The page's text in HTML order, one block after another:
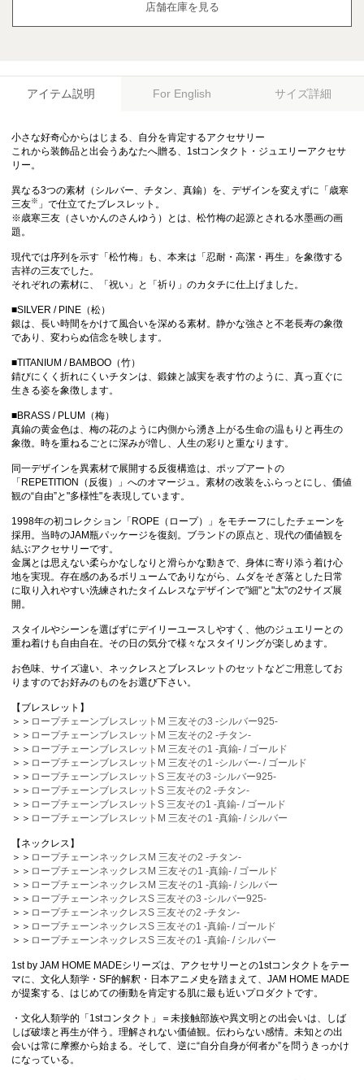
店舗在庫を見る
アイテム説明 For English サイズ詳細
小さな好奇心からはじまる、自分を肯定するアクセサリー
これから装飾品と出会うあなたへ贈る、1stコンタクト・ジュエリーアクセサ
リー。
異なる3つの素材（シルバー、チタン、真鍮）を、デザインを変えずに「歳寒
三友※ 」で仕立てたブレスレット。
※歳寒三友（さいかんのさんゆう）とは、松竹梅の起源とされる水墨画の画
題。
現代では序列を示す「松竹梅」も、本来は「忍耐・高潔・再生」を象徴する
吉祥の三友でした。
それぞれの素材に、「祝い」と「祈り」のカタチに仕上げました。
■SILVER / PINE（松）
銀は、長い時間をかけて風合いを深める素材。静かな強さと不老長寿の象徴
であり、変わらぬ信念を映します。
■TITANIUM / BAMBOO（竹）
錆びにくく折れにくいチタンは、鍛錬と誠実を表す竹のように、真っ直ぐに
生きる姿を象徴します。
■BRASS / PLUM（梅）
真鍮の黄金色は、梅の花のように内側から湧き上がる生命の温もりと再生の
象徴。時を重ねるごとに深みが増し、人生の彩りと重なります。
同一デザインを異素材で展開する反復構造は、ポップアートの
「REPETITION（反復）」へのオマージュ。素材の改装をふらっとにし、価値
観の“自由”と"多様性"を表現しています。
1998年の初コレクション「ROPE（ロープ）」をモチーフにしたチェーンを
採用。当時のJAM瓶パッケージを復刻。ブランドの原点と、現代の価値観を
結ぶアクセサリーです。
金属とは思えない柔らかなしなりと滑らかな動きで、身体に寄り添う着け心
地を実現。存在感のあるボリュームでありながら、ムダをそぎ落とした日常
に取り入れやすい洗練されたタイムレスなデザインで"細"と"太"の2サイズ展
開。
スタイルやシーンを選ばずにデイリーユースしやすく、他のジュエリーとの
重ね着けも自由自在。その日の気分で様々なスタイリングが楽しめます。
お色味、サイズ違い、ネックレスとブレスレットのセットなどご用意してお
りますのでお好みのものをお選び下さい。
【ブレスレット】
＞＞ ロープチェーンブレスレットM 三友その3 -シルバー925-
＞＞ ロープチェーンブレスレットM 三友その2 -チタン-
＞＞ ロープチェーンブレスレットM 三友その1 -真鍮- / ゴールド
＞＞ ロープチェーンブレスレットM 三友その1 -シルバー- / ゴールド
＞＞ ロープチェーンブレスレットS 三友その3 -シルバー925-
＞＞ ロープチェーンブレスレットS 三友その2 -チタン-
＞＞ ロープチェーンブレスレットS 三友その1 -真鍮- / ゴールド
＞＞ ロープチェーンブレスレットM 三友その1 -真鍮- / シルバー
【ネックレス】
＞＞ ロープチェーンネックレスM 三友その2 -チタン-
＞＞ ロープチェーンネックレスM 三友その1 -真鍮- / ゴールド
＞＞ ロープチェーンネックレスM 三友その1 -真鍮- / シルバー
＞＞ ロープチェーンネックレスS 三友その3 -シルバー925-
＞＞ ロープチェーンネックレスS 三友その2 -チタン-
＞＞ ロープチェーンネックレスS 三友その1 -真鍮- / ゴールド
＞＞ ロープチェーンネックレスS 三友その1 -真鍮- / シルバー
1st by JAM HOME MADEシリーズは、アクセサリーとの1stコンタクトをテー
マに、文化人類学・SF的解釈・日本アニメ史を踏まえて、JAM HOME MADE
が提案する、はじめての衝動を肯定する肌に最も近いプロダクトです。
・文化人類学的「1stコンタクト」＝未接触部族や異文明との出会いは、しば
しば破壊と再生が伴う。理解されない価値観。伝わらない感情。未知との出
会いは常に摩擦から始まる。そして、逆に“自分自身が何者か”を問うきっかけ
になっている。